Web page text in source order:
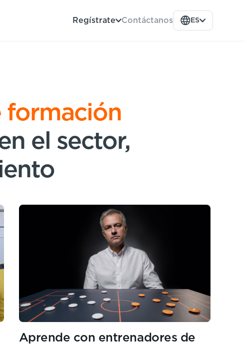
Regístrate Contáctanos ES
formación
el sector,
Aprende con entrenadores de